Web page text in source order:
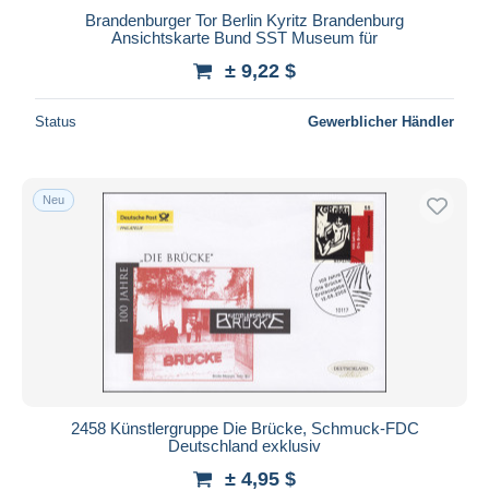
Brandenburger Tor Berlin Kyritz Brandenburg
Ansichtskarte Bund SST Museum für
± 9,22 $
Status Gewerblicher Händler
Neu
2458 Künstlergruppe Die Brücke, Schmuck-FDC
Deutschland exklusiv
± 4,95 $